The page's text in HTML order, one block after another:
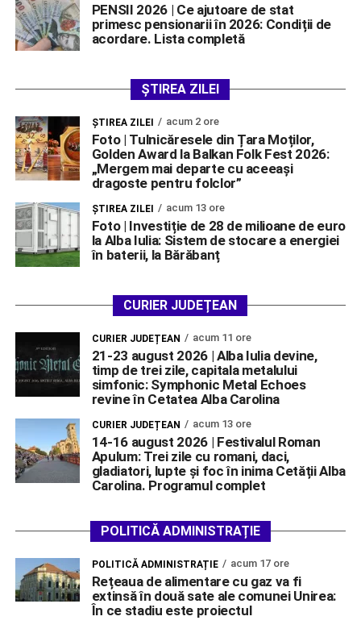
PENSII 2026 | Ce ajutoare de stat
primesc pensionarii în 2026: Condiții de
acordare. Lista completă
ȘTIREA ZILEI
ŞTIREA ZILEI acum 2 ore
Foto | Tulnicăresele din Țara Moților,
Golden Award la Balkan Folk Fest 2026:
„Mergem mai departe cu aceeași
dragoste pentru folclor”
ŞTIREA ZILEI acum 13 ore
Foto | Investiție de 28 de milioane de euro
la Alba Iulia: Sistem de stocare a energiei
în baterii, la Bărăbanț
CURIER JUDEȚEAN
CURIER JUDEȚEAN acum 11 ore
21-23 august 2026 | Alba Iulia devine,
timp de trei zile, capitala metalului
simfonic: Symphonic Metal Echoes
revine în Cetatea Alba Carolina
CURIER JUDEȚEAN acum 13 ore
14-16 august 2026 | Festivalul Roman
Apulum: Trei zile cu romani, daci,
gladiatori, lupte și foc în inima Cetății Alba
Carolina. Programul complet
POLITICĂ ADMINISTRAȚIE
POLITICĂ ADMINISTRAȚIE acum 17 ore
Rețeaua de alimentare cu gaz va fi
extinsă în două sate ale comunei Unirea:
În ce stadiu este proiectul